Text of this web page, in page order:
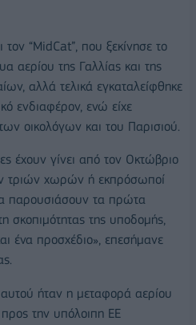
τον “MidCat”, που ξεκίνησε το
αερίου της Γαλλίας και της
αλλά τελικά εγκαταλείφθηκε
ενδιαφέρον, ενώ είχε
οικολόγων και του Παρισιού.
έχουν γίνει από τον Οκτώβριο
τριών χωρών ή εκπρόσωποί
παρουσιάσουν τα πρώτα
σκοπιμότητας της υποδομής,
ένα προσχέδιο», επεσήμανε
ήταν η μεταφορά αερίου
την υπόλοιπη ΕΕ